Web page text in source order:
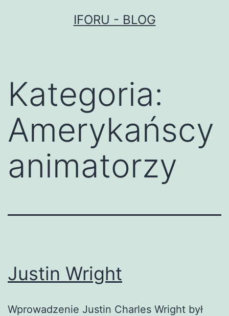
IFORU - BLOG
Kategoria:
Amerykańscy
animatorzy
Justin Wright
Wprowadzenie Justin Charles Wright był